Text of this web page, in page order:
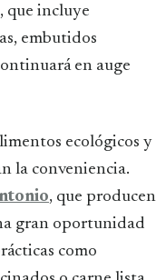
que incluye
embutidos
en auge
ecológicos y
la conveniencia.
, que producen
gran oportunidad
como